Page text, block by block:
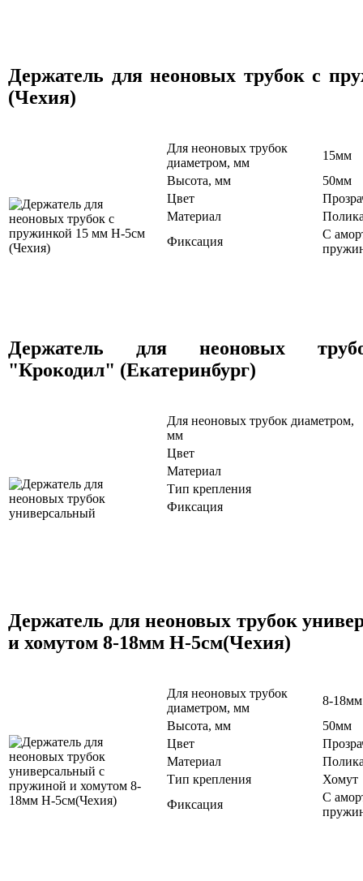
Держатель для неоновых трубок с
(Чехия)
Для неоновых трубок
диаметром, мм
15мм
Высота, мм
50мм
Цвет
Материал
Фиксация
С
Держатель для неоновых
"Крокодил" (Екатеринбург)
Для неоновых трубок диаметром,
мм
Цвет
Материал
Тип крепления
Фиксация
Держатель для неоновых трубок
и хомутом 8-18мм Н-5см(Чехия)
Для неоновых трубок
диаметром, мм
8-18мм
Высота, мм
50мм
Цвет
Материал
Тип крепления
Хомут
Фиксация
С